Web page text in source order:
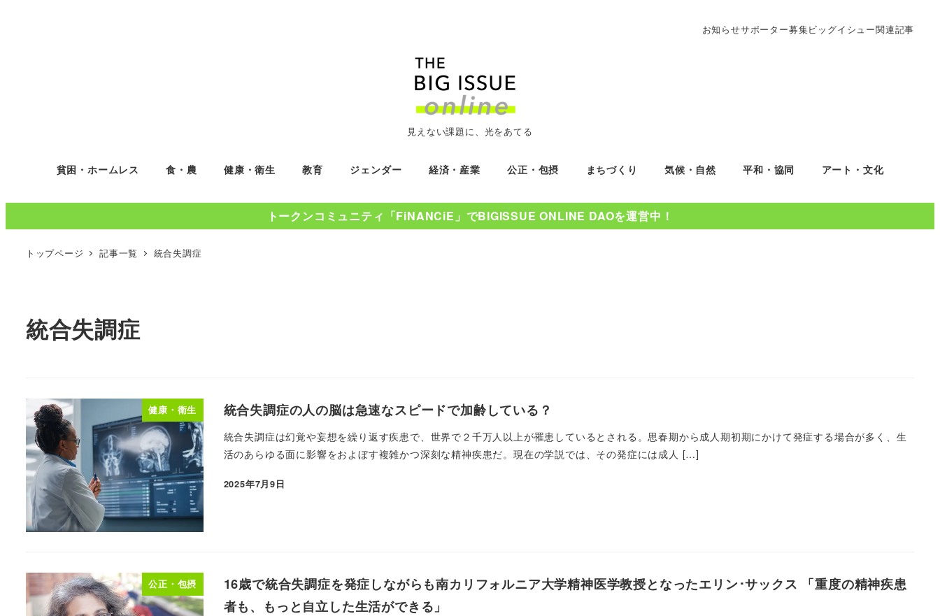
お知らせサポーター募集ビッグイシュー関連記事
見えない課題に、光をあてる
貧困・ホームレス 食・農 健康・衛生 教育 ジェンダー 経済・産業 公正・包摂 まちづくり 気候・自然 平和・協同 アート・文化
トークンコミュニティ「FiNANCiE」でBIGISSUE ONLINE DAOを運営中！
トップページ 記事一覧 統合失調症
統合失調症
健康・衛生 統合失調症の人の脳は急速なスピードで加齢している？
統合失調症は幻覚や妄想を繰り返す疾患で、世界で２千万人以上が罹患しているとされる。思春期から成人期初期にかけて発症する場合が多く、生
活のあらゆる面に影響をおよぼす複雑かつ深刻な精神疾患だ。現在の学説では、その発症には成人 […]
2025年7月9日
公正・包摂
16歳で統合失調症を発症しながらも南カリフォルニア大学精神医学教授となったエリン･サックス 「重度の精神疾患
者も、もっと自立した生活ができる」